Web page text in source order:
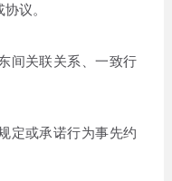
议。
关联关系、一致行
或承诺行为事先约